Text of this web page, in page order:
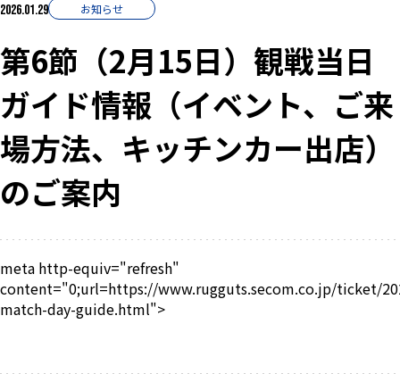
2026.01.29 お知らせ
第6節（2月15日）観戦当日
ガイド情報（イベント、ご来
場方法、キッチンカー出店）
のご案内
meta http-equiv="refresh"
content="0;url=https://www.rugguts.secom.co.jp/ticket/
match-day-guide.html">